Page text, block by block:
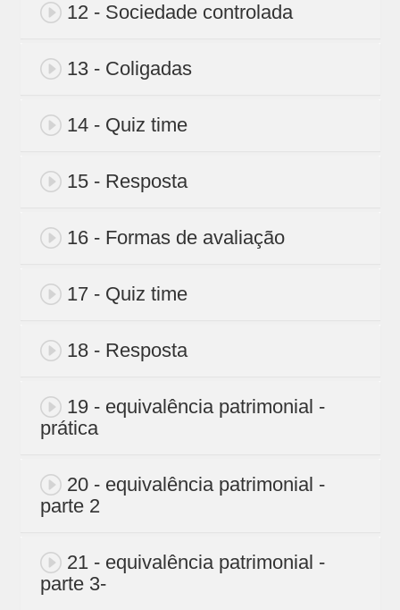
12 - Sociedade controlada
13 - Coligadas
14 - Quiz time
15 - Resposta
16 - Formas de avaliação
17 - Quiz time
18 - Resposta
19 - equivalência patrimonial -
prática
20 - equivalência patrimonial -
parte 2
21 - equivalência patrimonial -
parte 3-